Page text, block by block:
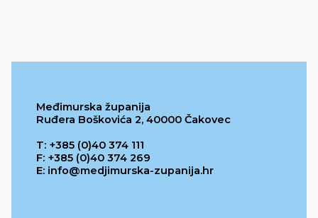
Međimurska županija
Ruđera Boškovića 2, 40000 Čakovec
T: +385 (0)40 374 111
F: +385 (0)40 374 269
E: info@medjimurska-zupanija.hr